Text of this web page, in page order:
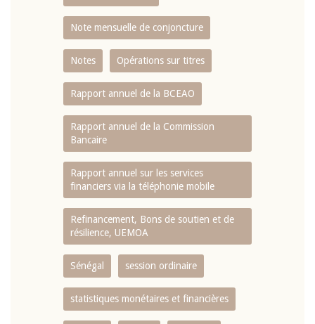
Note mensuelle de conjoncture
Notes Opérations sur titres
Rapport annuel de la BCEAO
Rapport annuel de la Commission
Bancaire
Rapport annuel sur les services
financiers via la téléphonie mobile
Refinancement, Bons de soutien et de
résilience, UEMOA
Sénégal session ordinaire
statistiques monétaires et financières